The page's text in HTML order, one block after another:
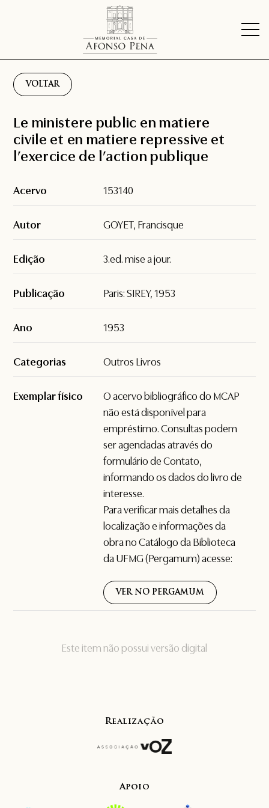
VOLTAR
Este item não possui versão digital
Le ministere public en matiere
civile et en matiere repressive et
l’exercice de l’action publique
Acervo 153140
Autor GOYET, Francisque
Edição 3.ed. mise a jour.
Publicação Paris: SIREY, 1953
Ano 1953
Categorias Outros Livros
Exemplar físico
O acervo bibliográfico do MCAP
não está disponível para
empréstimo. Consultas podem
ser agendadas através do
formulário deContato,
informando os dados do livro de
interesse.
Para verificar mais detalhes da
localização e informações da
obra no Catálogo da Biblioteca
da UFMG (Pergamum) acesse:
VER NO PERGAMUM
Realização
Apoio